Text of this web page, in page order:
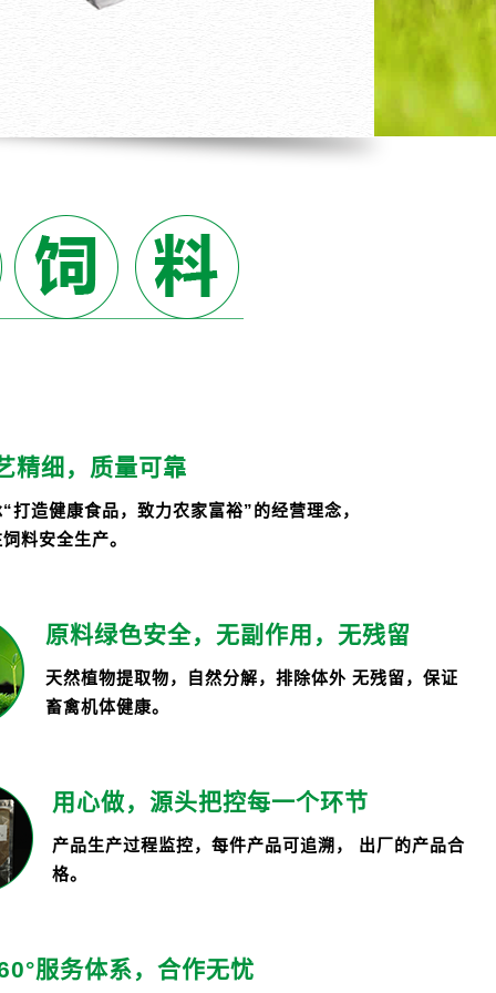
精细，质量可靠
打造健康食品，致力农家富裕”的经营理念，
料安全生产。
原料绿色安全，无副作用，无残留
天然植物提取物，自然分解，排除体外 无残留，保证
畜禽机体健康。
用心做，源头把控每一个环节
产品生产过程监控，每件产品可追溯， 出厂的产品合
格。
服务体系，合作无忧